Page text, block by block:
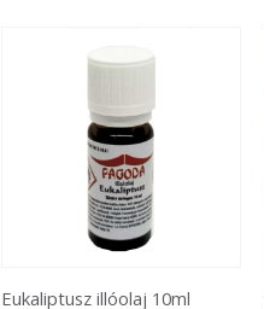
Eukaliptusz illóolaj 10ml